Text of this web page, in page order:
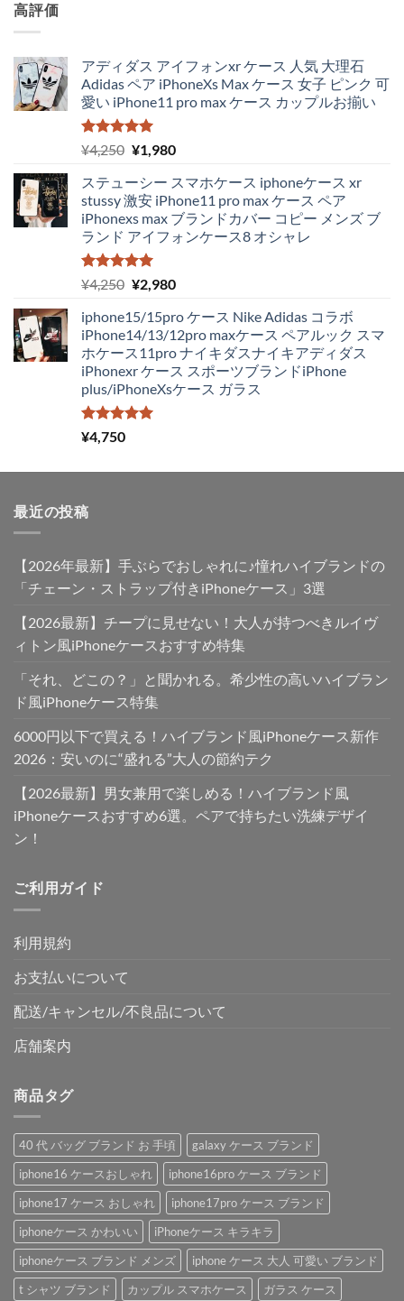
高評価
アディダス アイフォンxr ケース 人気 大理石
Adidas ペア iPhoneXs Max ケース 女子 ピンク 可
愛い iPhone11 pro max ケース カップルお揃い
5段階中
5.00
の評価
¥4,250 元
価
格
は
¥4,250
で
し
¥1,980現
の
価
格
は
で
ステューシー スマホケース iphoneケース xr
stussy 激安 iPhone11 pro max ケース ペア
iPhonexs max ブランドカバー コピー メンズ ブ
ランド アイフォンケース8 オシャレ
5段階中
5.00
の評価
¥4,250 元
価
格
は
¥4,250
で
し
¥2,980現
の
価
格
は
¥2,980
iphone15/15pro ケース Nike Adidas コラボ
iPhone14/13/12pro maxケース ペアルック スマ
ホケース11pro ナイキダスナイキアディダス
iPhonexr ケース スポーツブランドiPhone
plus/iPhoneXsケース ガラス
5段階中
5.00
¥4,750
最近の投稿
【2026年最新】手ぶらでおしゃれに♪憧れハイブランドの
「チェーン・ストラップ付きiPhoneケース」3選
【2026最新】チープに見せない！大人が持つべきルイヴ
ィトン風iPhoneケースおすすめ特集
「それ、どこの？」と聞かれる。希少性の高いハイブラン
ド風iPhoneケース特集
6000円以下で買える！ハイブランド風iPhoneケース新作
2026：安いのに“盛れる”大人の節約テク
【2026最新】男女兼用で楽しめる！ハイブランド風
iPhoneケースおすすめ6選。ペアで持ちたい洗練デザイ
ン！
ご利用ガイド
利用規約
お支払いについて
配送/キャンセル/不良品について
店舗案内
商品タグ
40 代 バッグ ブランド お 手頃
galaxy ケース ブランド
iphone16 ケースおしゃれ
iphone16pro ケース ブランド
iphone17 ケース おしゃれ
iphone17pro ケース ブランド
iphoneケース かわいい
iPhoneケース キラキラ
iphoneケース ブランド メンズ
iphone ケース 大人 可愛い ブランド
t シャツ ブランド
カップル スマホケース ガラス ケース